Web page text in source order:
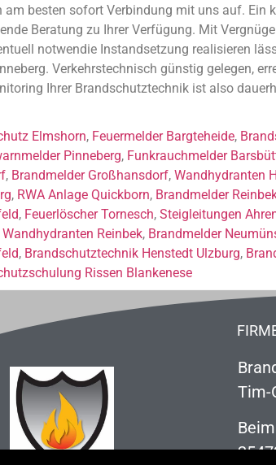
am besten sofort Verbindung mit uns auf. Ein
Beratung zu Ihrer Verfügung. Mit
notwendie Instandsetzung realisieren
Verkehrstechnisch günstig gelegen,
Ihrer Brandschutztechnik ist also
Elmshorn, Feuermelder Bargteheide,
Pinneberg, Funkrauchmelder
, Brandmelder Großhansdorf, Wandhydranten
, RWA Anlage Quickborn, Brandmelder
, Feuerlöscher Tornesch, Steigleitungen
Wandhydranten Reinbek, Brandmelder
, Brandschutztechnik Henstedt Ulzburg,
Rissen Blankenese
Tim-